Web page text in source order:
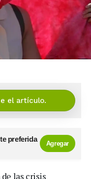
el artículo.
preferida
Agregar
las crisis